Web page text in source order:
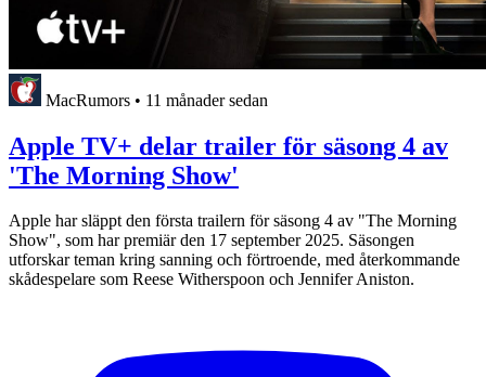
MacRumors • 11 månader sedan
Apple TV+ delar trailer för säsong 4 av
'The Morning Show'
Apple har släppt den första trailern för säsong 4 av "The Morning
Show", som har premiär den 17 september 2025. Säsongen
utforskar teman kring sanning och förtroende, med återkommande
skådespelare som Reese Witherspoon och Jennifer Aniston.